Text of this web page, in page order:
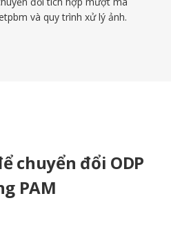
và quy trình xử lý ảnh.
chuyển đổi ODP
PAM